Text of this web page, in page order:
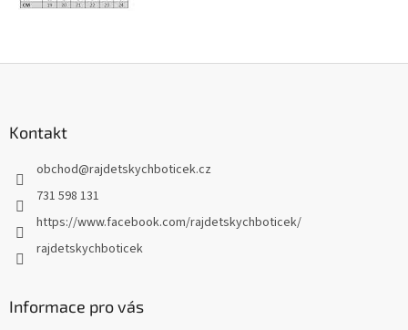
Kontakt
obchod@rajdetskychboticek.cz
731 598 131
https://www.facebook.com/rajdetskychboticek/
rajdetskychboticek
Informace pro vás